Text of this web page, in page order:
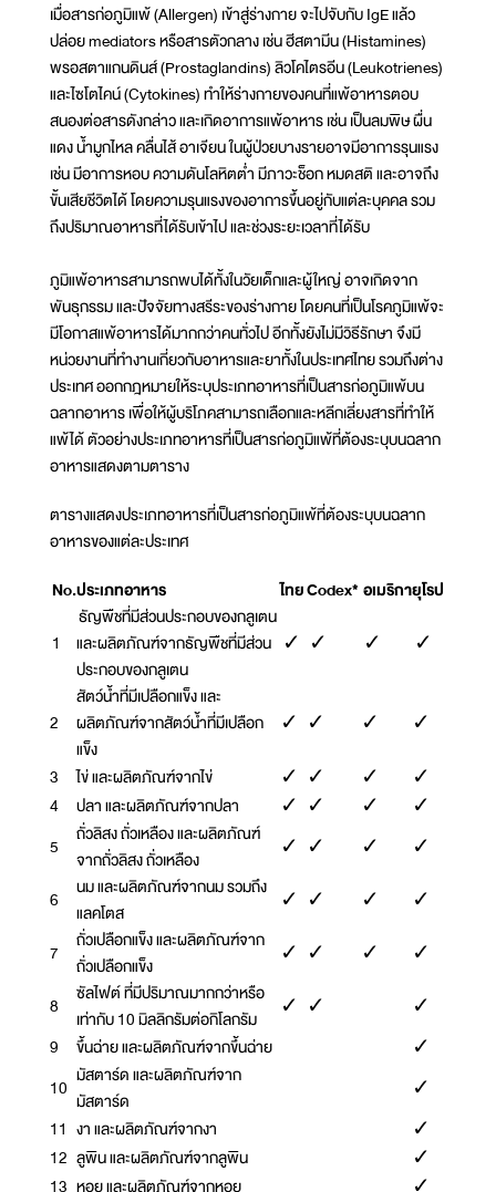
เมื่อสารก่อภูมิแพ้ (Allergen) เข้าสู่ร่างกาย จะไปจับกับ IgE แล้ว
ปล่อย mediators หรือสารตัวกลาง เช่น ฮีสตามีน (Histamines)
พรอสตาแกนดินส์ (Prostaglandins) ลิวโคไตรอีน (Leukotrienes)
และไซโตไคน์ (Cytokines) ทำให้ร่างกายของคนที่แพ้อาหารตอบ
สนองต่อสารดังกล่าว และเกิดอาการแพ้อาหาร เช่น เป็นลมพิษ ผื่น
แดง น้ำมูกไหล คลื่นไส้ อาเจียน ในผู้ป่วยบางรายอาจมีอาการรุนแรง
เช่น มีอาการหอบ ความดันโลหิตต่ำ มีภาวะช็อก หมดสติ และอาจถึง
ขั้นเสียชีวิตได้ โดยความรุนแรงของอาการขึ้นอยู่กับแต่ละบุคคล รวม
ถึงปริมาณอาหารที่ได้รับเข้าไป และช่วงระยะเวลาที่ได้รับ
ภูมิแพ้อาหารสามารถพบได้ทั้งในวัยเด็กและผู้ใหญ่ อาจเกิดจาก
พันธุกรรม และปัจจัยทางสรีระของร่างกาย โดยคนที่เป็นโรคภูมิแพ้จะ
มีโอกาสแพ้อาหารได้มากกว่าคนทั่วไป อีกทั้งยังไม่มีวิธีรักษา จึงมี
หน่วยงานที่ทำงานเกี่ยวกับอาหารและยาทั้งในประเทศไทย รวมถึงต่าง
ประเทศ ออกกฎหมายให้ระบุประเภทอาหารที่เป็นสารก่อภูมิแพ้บน
ฉลากอาหาร เพื่อให้ผู้บริโภคสามารถเลือกและหลีกเลี่ยงสารที่ทำให้
แพ้ได้ ตัวอย่างประเภทอาหารที่เป็นสารก่อภูมิแพ้ที่ต้องระบุบนฉลาก
อาหารแสดงตามตาราง
ตารางแสดงประเภทอาหารที่เป็นสารก่อภูมิแพ้ที่ต้องระบุบนฉลาก
อาหารของแต่ละประเทศ
No.ประเภทอาหาร ไทยCodex* อเมริกายุโรป
1
ธัญพืชที่มีส่วนประกอบของกลูเตน
และผลิตภัณฑ์จากธัญพืชที่มีส่วน
ประกอบของกลูเตน
✓ ✓ ✓ ✓
2
สัตว์น้ำที่มีเปลือกแข็ง และ
ผลิตภัณฑ์จากสัตว์น้ำที่มีเปลือก
แข็ง
✓ ✓ ✓
✓
3
ไข่ และผลิตภัณฑ์จากไข่ ✓ ✓ ✓
✓
4
ปลา และผลิตภัณฑ์จากปลา ✓ ✓ ✓
✓
5
ถั่วลิสง ถั่วเหลือง และผลิตภัณฑ์
จากถั่วลิสง ถั่วเหลือง
✓ ✓ ✓
✓
6
นม และผลิตภัณฑ์จากนม รวมถึง
แลคโตส
✓ ✓ ✓
✓
7
ถั่วเปลือกแข็ง และผลิตภัณฑ์จาก
ถั่วเปลือกแข็ง
✓ ✓ ✓
✓
8
ซัลไฟต์ ที่มีปริมาณมากกว่าหรือ
เท่ากับ 10 มิลลิกรัมต่อกิโลกรัม
✓ ✓
✓
9
ขึ้นฉ่าย และผลิตภัณฑ์จากขึ้นฉ่าย
✓
10 มัสตาร์ด และผลิตภัณฑ์จาก
มัสตาร์ด
✓
11 งา และผลิตภัณฑ์จากงา
✓
12 ลูพิน และผลิตภัณฑ์จากลูพิน
✓